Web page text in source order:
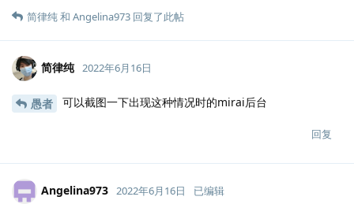
简律纯和 Angelina973 回复了此帖
简律纯 2022年6月16日
愚者 可以截图一下出现这种情况时的mirai后台
回复
Angelina973 2022年6月16日 已编辑